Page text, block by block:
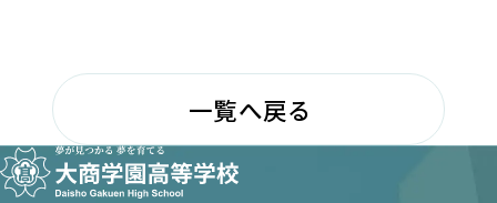
一覧へ戻る